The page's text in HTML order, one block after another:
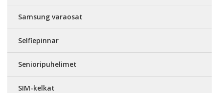
Samsung varaosat
Selfiepinnar
Senioripuhelimet
SIM-kelkat